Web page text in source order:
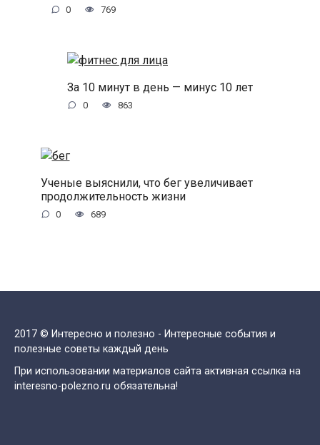
0 769
За 10 минут в день — минус 10 лет
0 863
Ученые выяснили, что бег увеличивает
продолжительность жизни
0 689
2017 © Интересно и полезно - Интересные события и
полезные советы каждый день
При использовании материалов сайта активная ссылка на
interesno-polezno.ru обязательна!